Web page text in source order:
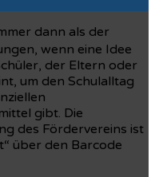
dann als der
wenn eine Idee
der Eltern oder
um den Schulalltag
gibt. Die
des Fördervereins ist
über den Barcode